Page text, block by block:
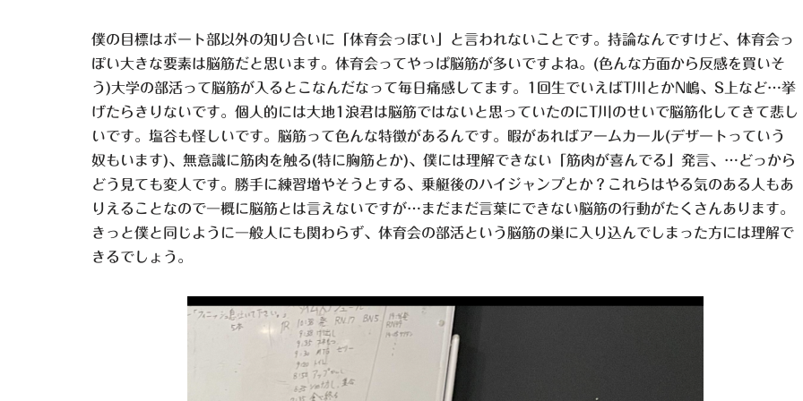
僕の目標はボート部以外の知り合いに「体育会っぽい」と言われないことです。持論なんですけど、体育会っ
ぽい大きな要素は脳筋だと思います。体育会ってやっぱ脳筋が多いですよね。(色んな方面から反感を買いそ
う)大学の部活って脳筋が入るとこなんだなって毎日痛感してます。1回生でいえばT川とかN嶋、S上など…挙
げたらきりないです。個人的には大地1浪君は脳筋ではないと思っていたのにT川のせいで脳筋化してきて悲し
いです。塩谷も怪しいです。脳筋って色んな特徴があるんです。暇があればアームカール(デザートっていう
奴もいます)、無意識に筋肉を触る(特に胸筋とか)、僕には理解できない「筋肉が喜んでる」発言、…どっから
どう見ても変人です。勝手に練習増やそうとする、乗艇後のハイジャンプとか？これらはやる気のある人もあ
りえることなので一概に脳筋とは言えないですが…まだまだ言葉にできない脳筋の行動がたくさんあります。
きっと僕と同じように一般人にも関わらず、体育会の部活という脳筋の巣に入り込んでしまった方には理解で
きるでしょう。